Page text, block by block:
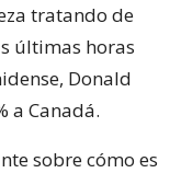
tratando de
últimas horas
Donald
a Canadá.
sobre cómo es